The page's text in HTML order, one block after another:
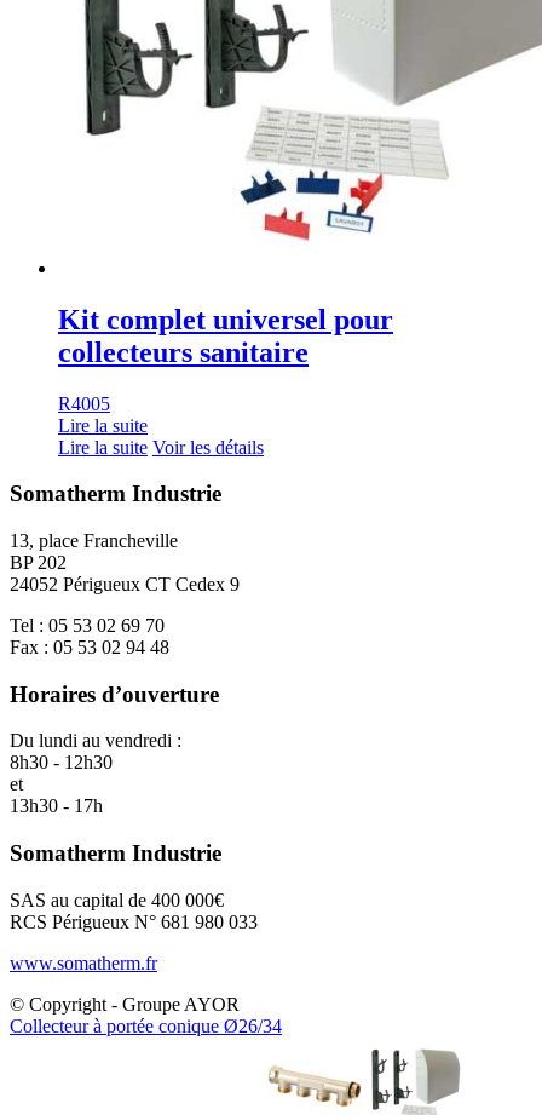
Kit complet universel pour
collecteurs sanitaire
R4005
Lire la suite
Lire la suite Voir les détails
Somatherm Industrie
13, place Francheville
BP 202
24052 Périgueux CT Cedex 9
Tel : 05 53 02 69 70
Fax : 05 53 02 94 48
Horaires d’ouverture
Du lundi au vendredi :
8h30 - 12h30
et
13h30 - 17h
Somatherm Industrie
SAS au capital de 400 000€
RCS Périgueux N° 681 980 033
www.somatherm.fr
© Copyright - Groupe AYOR
Collecteur à portée conique Ø26/34